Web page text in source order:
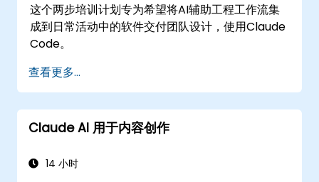
这个两步培训计划专为希望将AI辅助工程工作流集
成到日常活动中的软件交付团队设计，使用Claude
Code。
查看更多...
Claude AI 用于内容创作
14 小时